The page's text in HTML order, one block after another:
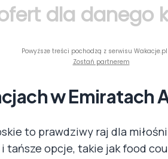
dla danego
Powyższe treści pochodzą z serwisu Wakacje.pl
Zostań partnerem
w Emiratach
to prawdziwy raj dla
tańsze opcje, takie jak food